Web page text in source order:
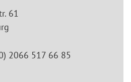
61
2066 517 66 85